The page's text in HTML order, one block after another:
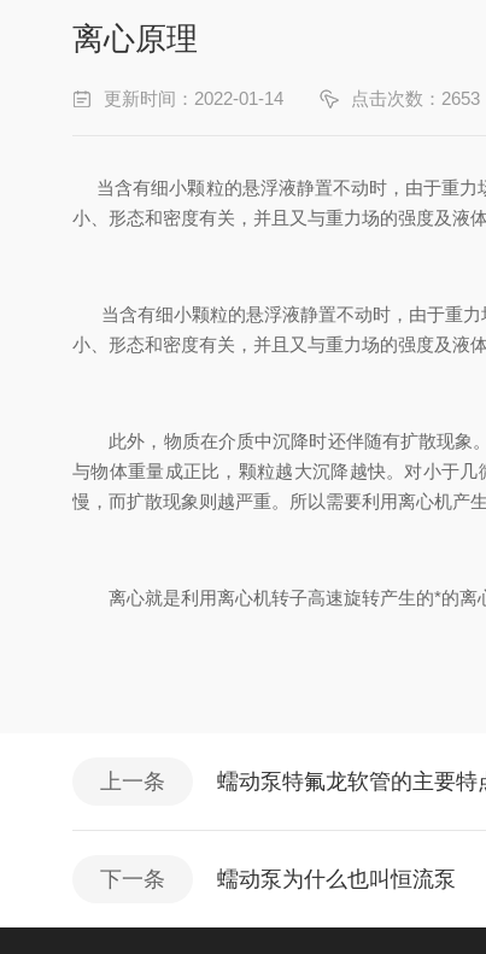
离心原理
更新时间：2022-01-14 点击次数：2653
当含有细小颗粒的悬浮液静置不动时，由于重力
小、形态和密度有关，并且又与重力场的强度及液
当含有细小颗粒的悬浮液静置不动时，由于重力
小、形态和密度有关，并且又与重力场的强度及液
此外，物质在介质中沉降时还伴随有扩散现象。
与物体重量成正比，颗粒越大沉降越快。对小于
慢，而扩散现象则越严重。所以需要利用离心机产
离心就是利用离心机转子高速旋转产生的*的离
上一条 蠕动泵特氟龙软管的主要特
下一条 蠕动泵为什么也叫恒流泵